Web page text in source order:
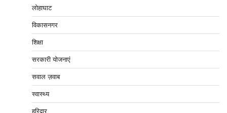
लोहाघाट
विकासनगर
शिक्षा
सरकारी योजनाएं
सवाल ज़वाब
स्वास्थ्य
हरिद्वार